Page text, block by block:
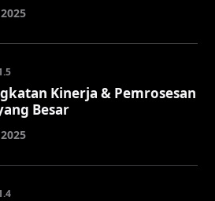
Kinerja & Pemrosesan
Besar